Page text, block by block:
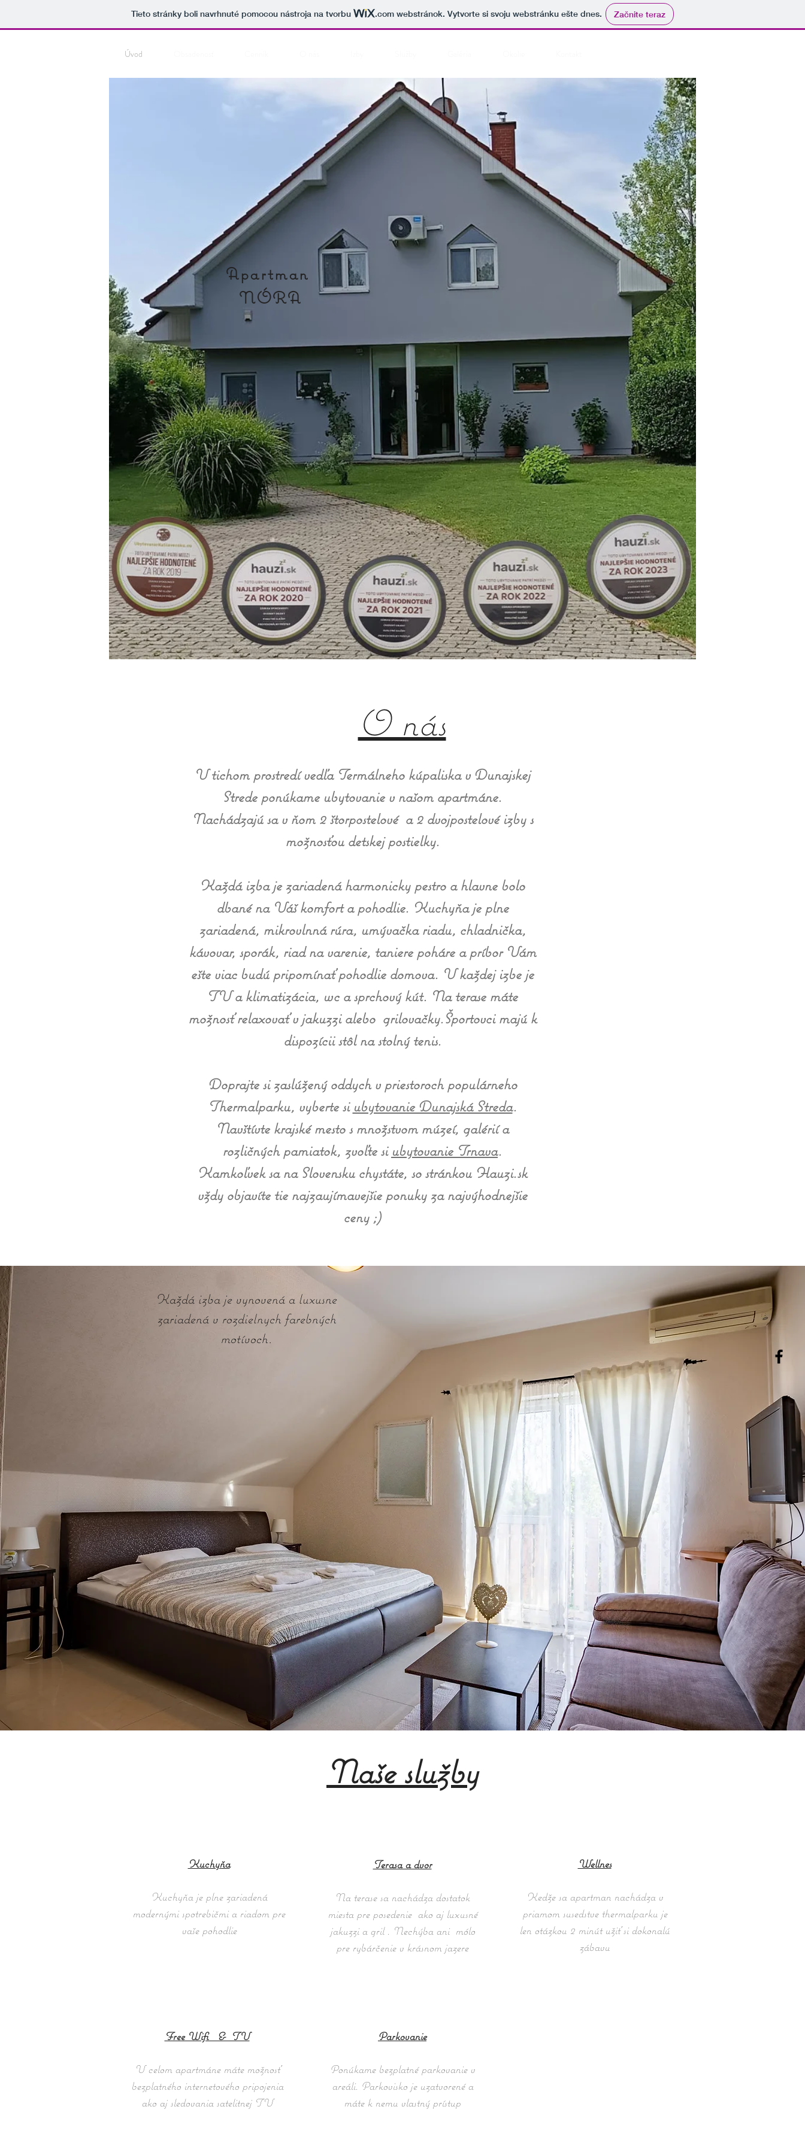
Tieto stránky boli navrhnuté pomocou nástroja na tvorbu .com webstránok. Vytvorte si svoju webstránku ešte dnes. Začnite teraz
Úvod
Apartman
NÓRA
O nás
V tichom prostredí vedľa Termálneho kúpaliska v Dunajskej
Strede ponúkame ubytovanie v našom apartmáne.
Nachádzajú sa v ňom 2 štorpostelové a 2 dvojpostelové izby s
možnosťou detskej postielky.
Každá izba je zariadená harmonicky pestro a hlavne bolo
dbané na Váš komfort a pohodlie. Kuchyňa je plne
zariadená, mikrovlnná rúra, umývačka riadu, chladnička,
kávovar, sporák, riad na varenie, taniere poháre a príbor Vám
ešte viac budú pripomínať pohodlie domova. V každej izbe je
TV a klimatizácia, wc a sprchový kút. Na terase máte
možnosť relaxovať v jakuzzi alebo grilovačky.Športovci majú k
dispozícii stôl na stolný tenis.
Doprajte si zaslúžený oddych v priestoroch populárneho
Thermalparku, vyberte si ubytovanie Dunajská Streda.
Navštívte krajské mesto s množstvom múzeí, galérií a
rozličných pamiatok, zvoľte si ubytovanie Trnava.
Kamkoľvek sa na Slovensku chystáte, so stránkou Hauzi.sk
vždy objavíte tie najzaujímavejšie ponuky za najvýhodnejšie
ceny ;)
Každá izba je vynovená a luxusne
zariadená v rozdielnych farebných
motívoch.
Naše služby
Kuchyňa
Kuchyňa je plne zariadená
modernými spotrebičmi a riadom pre
vaše pohodlie
Free Wifi & TV
V celom apartmáne máte možnosť
bezplatného internetového pripojenia
ako aj sledovania satelitnej TV
Terasa a dvor
Na terase sa nachádza dostatok
miesta pre posedenie ako aj luxusné
jakuzzi a gril . Nechýba ani mólo
pre rybárčenie v krásnom jazere
Wellnes
Kedže sa apartman nachádza v
priamom susedstve thermalparku je
len otázkou 2 minút užiť si dokonalú
zábavu
Parkovanie
Ponúkame bezplatné parkovanie v
areáli. Parkovisko je uzatvorené a
máte k nemu vlastný prístup